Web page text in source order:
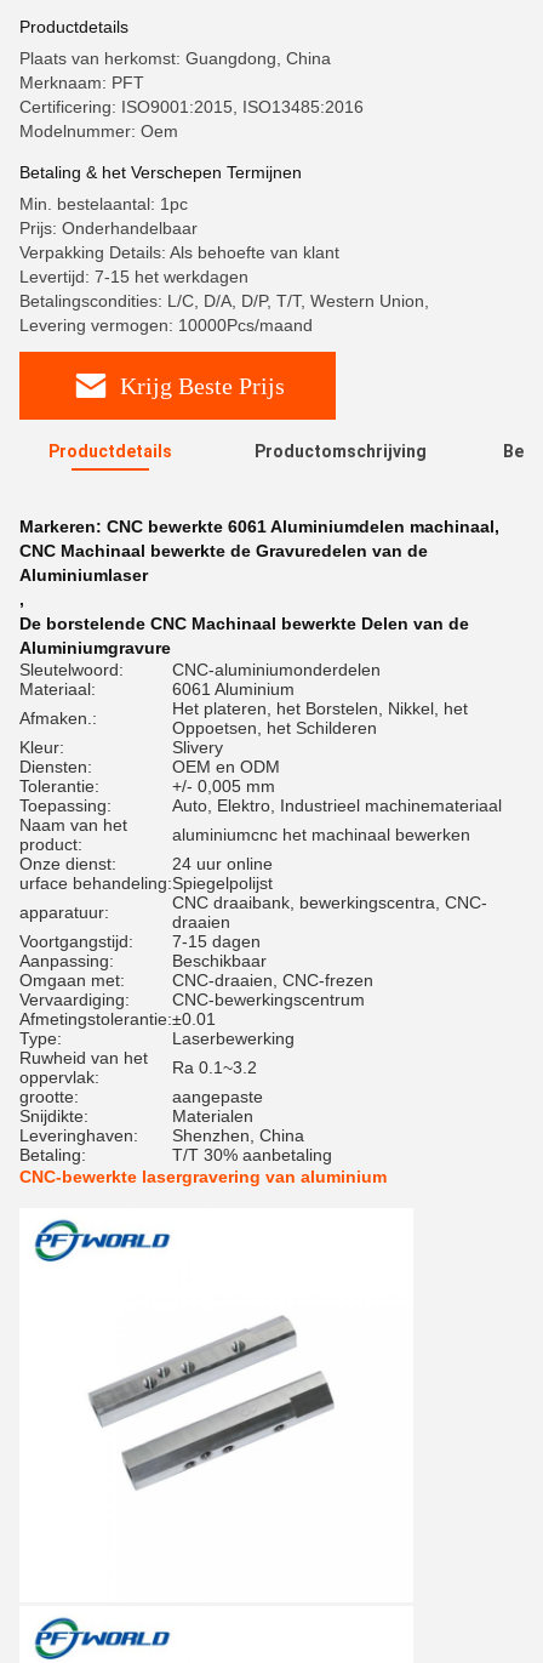
Productdetails
Plaats van herkomst: Guangdong, China
Merknaam: PFT
Certificering: ISO9001:2015, ISO13485:2016
Modelnummer: Oem
Betaling & het Verschepen Termijnen
Min. bestelaantal: 1pc
Prijs: Onderhandelbaar
Verpakking Details: Als behoefte van klant
Levertijd: 7-15 het werkdagen
Betalingscondities: L/C, D/A, D/P, T/T, Western Union,
Levering vermogen: 10000Pcs/maand
Krijg Beste Prijs
Productdetails Productomschrijving
Markeren: CNC bewerkte 6061 Aluminiumdelen machinaal,
CNC Machinaal bewerkte de Gravuredelen van de
Aluminiumlaser
,
De borstelende CNC Machinaal bewerkte Delen van de
Aluminiumgravure
Sleutelwoord:
CNC-aluminiumonderdelen
Materiaal:
6061 Aluminium
Afmaken.:
Het plateren, het Borstelen, Nikkel, het
Oppoetsen, het Schilderen
Kleur:
Slivery
Diensten:
OEM en ODM
Tolerantie:
+/- 0,005 mm
Toepassing:
Auto, Elektro, Industrieel machinemateriaal
Naam van het
product:
aluminiumcnc het machinaal bewerken
Onze dienst:
24 uur online
urface behandeling:Spiegelpolijst
apparatuur:
CNC draaibank, bewerkingscentra, CNC-
draaien
Voortgangstijd:
7-15 dagen
Aanpassing:
Beschikbaar
Omgaan met:
CNC-draaien, CNC-frezen
Vervaardiging:
CNC-bewerkingscentrum
Afmetingstolerantie:±0.01
Type:
Laserbewerking
Ruwheid van het
oppervlak:
Ra 0.1~3.2
grootte:
aangepaste
Snijdikte:
Materialen
Leveringhaven:
Shenzhen, China
Betaling:
T/T 30% aanbetaling
CNC-bewerkte lasergravering van aluminium